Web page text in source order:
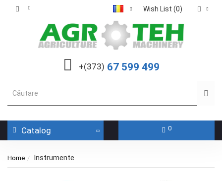
Wish List (0)
+(373) 67 599 499
Catalog 0
Home Instrumente